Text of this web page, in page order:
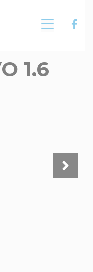
1.6